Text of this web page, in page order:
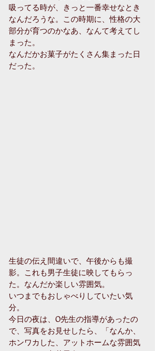
吸ってる時が、きっと一番幸せなとき
なんだろうな。この時期に、性格の大
部分が育つのかなあ、なんて考えてし
まった。
なんだかお菓子がたくさん集まった日
だった。
生徒の伝え間違いで、午後からも撮
影。これも男子生徒に映してもらっ
た。なんだか楽しい雰囲気。
いつまでもおしゃべりしていたい気
分。
今日の夜は、O先生の指導があったの
で、写真をお見せしたら、「なんか、
ホンワカした、アットホームな雰囲気